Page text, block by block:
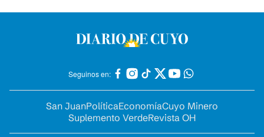
Seguinos en:
San JuanPolíticaEconomíaCuyo Minero
Suplemento VerdeRevista OH